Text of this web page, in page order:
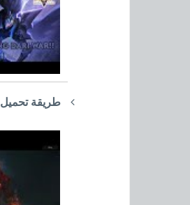
طريقة تحميل Garena AOV - Arena of Valor